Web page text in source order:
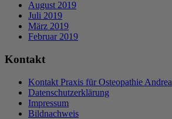
August 2019
Juli 2019
März 2019
Februar 2019
Kontakt
Kontakt Praxis für Osteopathie
Datenschutzerklärung
Impressum
Bildnachweis